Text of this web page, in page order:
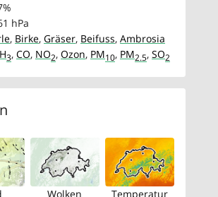
hPa
, Birke, Gräser, Beifuss, Ambrosia
3, CO, NO2, Ozon, PM10, PM2.5, SO2
Wolken Temperatur